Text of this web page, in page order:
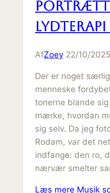
AfZoey 22/10/2025
Der er noget
menneske
tonerne blande
mærke, hvordan
sig selv. Da jeg
Rodam, var det
indfange: den ro,
nærvær smelter
Læs mere Musik